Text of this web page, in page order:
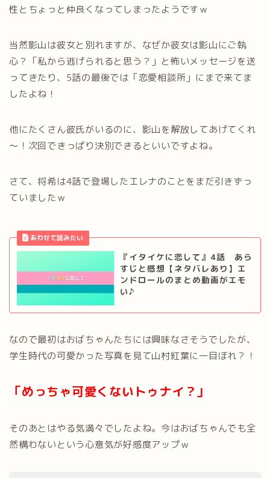
性とちょっと仲良くなってしまったようですｗ
当然影山は彼女と別れますが、なぜか彼女は影山にご執
心？「私から逃げられると思う？」と怖いメッセージを送
ってきたり、5話の最後では「恋愛相談所」にまで来てま
したよね！
他にたくさん彼氏がいるのに、影山を解放してあげてくれ
～！次回できっぱり決別できるといいですよね。
さて、将希は4話で登場したエレナのことをまだ引きずっ
ていましたｗ
『イタイケに恋して』4話 あら
すじと感想【ネタバレあり】エ
ンドロールのまとめ動画がエモ
い♪
なので最初はおばちゃんたちには興味なさそうでしたが、
学生時代の可愛かった写真を見て山村紅葉に一目ぼれ？！
「めっちゃ可愛くないトゥナイ？」
そのあとはやる気満々でしたよね。今はおばちゃんでも全
然構わないという心意気が好感度アップｗ